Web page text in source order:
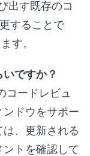
出す既存のコ
することで
す。
ですか？
コードレビュ
ドウをサポー
は、更新される
トを確認して